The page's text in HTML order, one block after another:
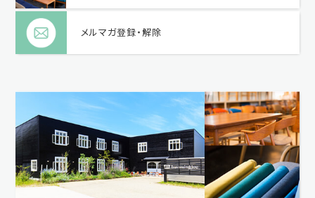
メルマガ登録・解除